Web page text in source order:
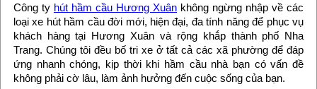
Công ty hút hầm cầu Hương Xuân không ngừng nhập về các
loại xe hút hầm cầu đời mới, hiện đại, đa tính năng để phục vụ
khách hàng tại Hương Xuân và rộng khắp thành phố Nha
Trang. Chúng tôi đều bố tri xe ở tất cả các xã phường để đáp
ứng nhanh chóng, kịp thời khi hầm cầu nhà bạn có vấn đề
không phải cờ lâu, làm ảnh hưởng đến cuộc sống của bạn.